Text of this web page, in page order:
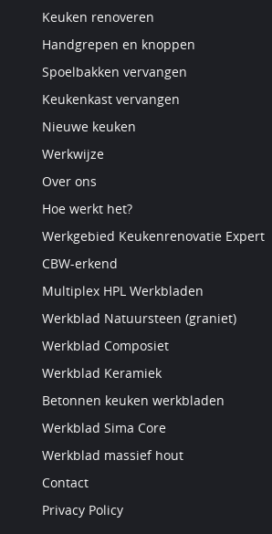
Keuken renoveren
Handgrepen en knoppen
Spoelbakken vervangen
Keukenkast vervangen
Nieuwe keuken
Werkwijze
Over ons
Hoe werkt het?
Werkgebied Keukenrenovatie Expert
CBW-erkend
Multiplex HPL Werkbladen
Werkblad Natuursteen (graniet)
Werkblad Composiet
Werkblad Keramiek
Betonnen keuken werkbladen
Werkblad Sima Core
Werkblad massief hout
Contact
Privacy Policy